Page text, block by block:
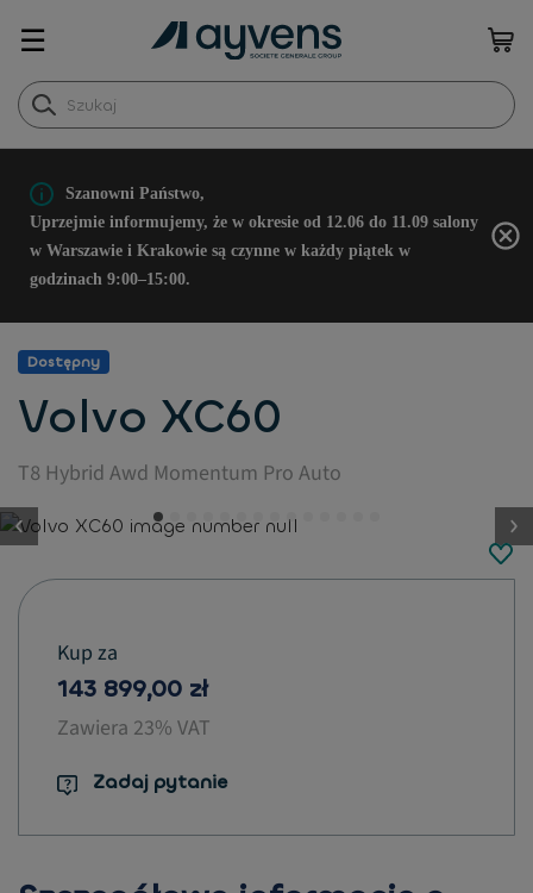
☰
Szanowni Państwo,
Uprzejmie informujemy, że w okresie od 12.06 do 11.09 salony
w Warszawie i Krakowie są czynne w każdy piątek w
godzinach 9:00–15:00.
Dostępny
Volvo XC60
T8 Hybrid Awd Momentum Pro Auto
button.previous
Kup za
143 899,00 zł
Zawiera 23% VAT
Zadaj pytanie